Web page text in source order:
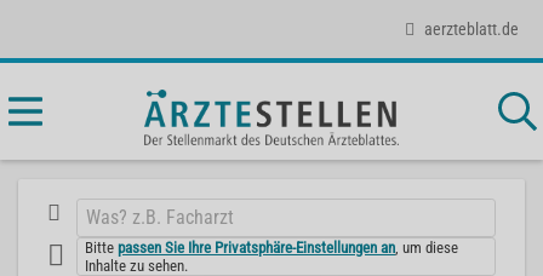
aerzteblatt.de
Bittepassen Sie Ihre Privatsphäre-Einstellungen an , um diese
Inhalte zu sehen.